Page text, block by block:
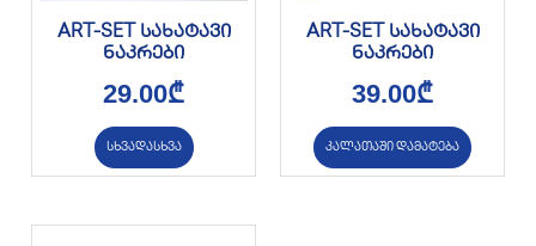
ART-SET სახატავი
ნაკრები
29.00₾
სხვადასხვა
ART-SET სახატავი
ნაკრები
39.00₾
კალათაში დამატება